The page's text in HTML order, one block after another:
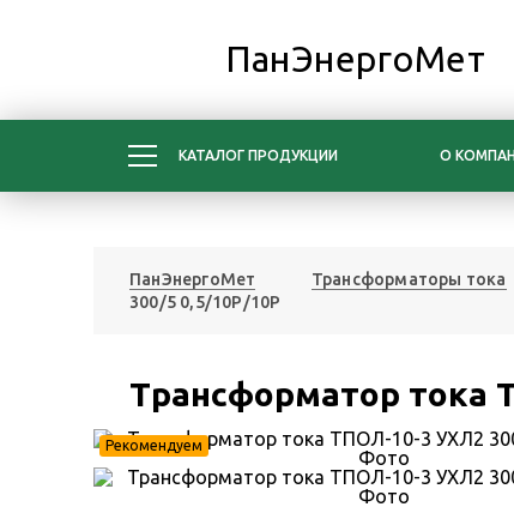
ПанЭнергоМет
КАТАЛОГ ПРОДУКЦИИ О
ПанЭнергоМет Трансформаторы тока
300/5 0,5/10Р/10Р
Трансформатор тока
Рекомендуем